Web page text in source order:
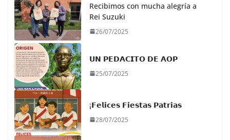
Recibimos con mucha alegría a
Rei Suzuki
26/07/2025
𝗨𝗡 𝗣𝗘𝗗𝗔𝗖𝗜𝗧𝗢 𝗗𝗘 𝗔𝗢𝗣
25/07/2025
¡𝗙𝗲𝗹𝗶𝗰𝗲𝘀 𝗙𝗶𝗲𝘀𝘁𝗮𝘀 𝗣𝗮𝘁𝗿𝗶𝗮𝘀
28/07/2025